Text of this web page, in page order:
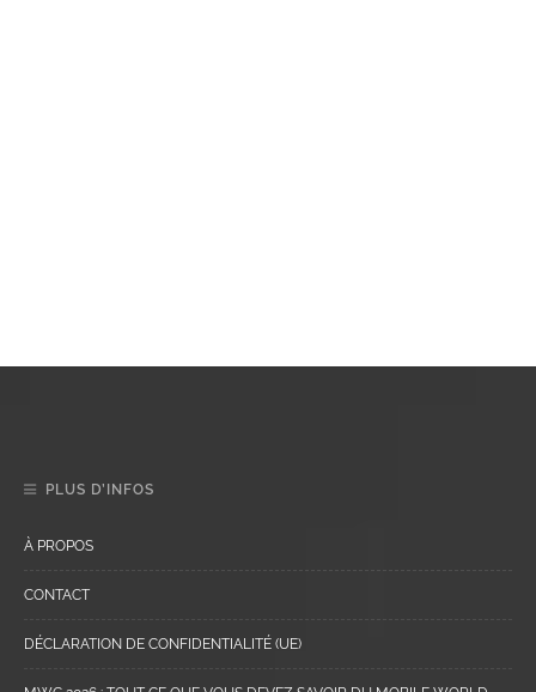
PLUS D’INFOS
À PROPOS
CONTACT
DÉCLARATION DE CONFIDENTIALITÉ (UE)